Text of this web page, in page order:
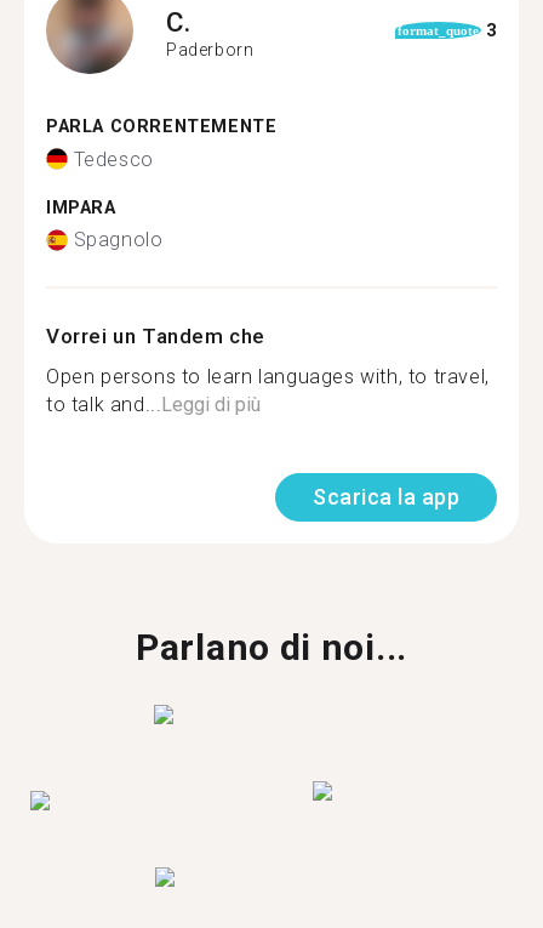
C.
Paderborn
format_quote 3
PARLA CORRENTEMENTE
Tedesco
IMPARA
Spagnolo
Vorrei un Tandem che
Open persons to learn languages with, to travel,
to talk and...Leggi di più
Scarica la app
Parlano di noi...